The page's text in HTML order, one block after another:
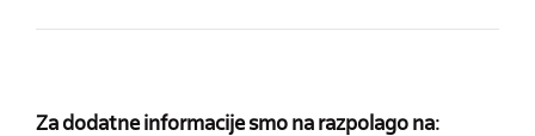
Za dodatne informacije smo na razpolago na: